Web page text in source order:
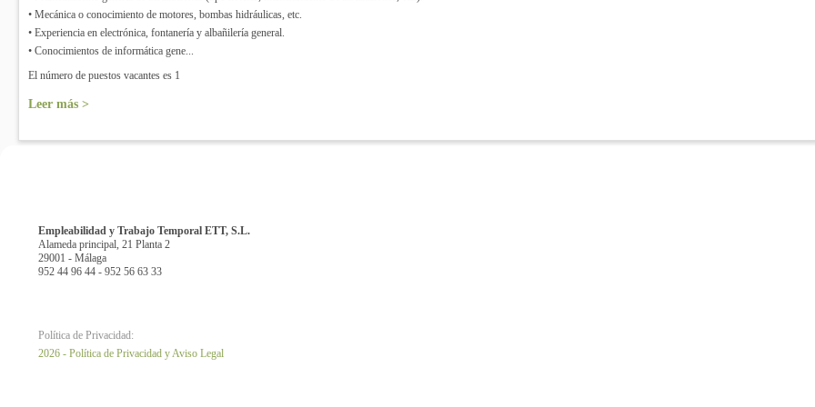
• Mecánica o conocimiento de motores, bombas hidráulicas, etc.
• Experiencia en electrónica, fontanería y albañilería general.
• Conocimientos de informática gene...
El número de puestos vacantes es 1
Leer más >
Empleabilidad y Trabajo Temporal ETT, S.L.
Alameda principal, 21 Planta 2
29001 - Málaga
952 44 96 44 - 952 56 63 33
Política de Privacidad:
2026 - Política de Privacidad y Aviso Legal